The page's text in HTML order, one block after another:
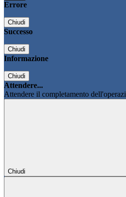
Errore
Chiudi
Successo
Chiudi
Informazione
Chiudi
Attendere...
Attendere il completamento
Chiudi